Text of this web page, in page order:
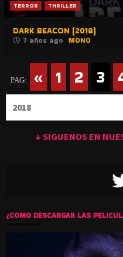
TERROR THRILLER
DARK BEACON (2018)
7 años ago MONO
PAG: « 1 2 3
↓ SIGUENOS EN
¿COMO DESCARGAR LAS